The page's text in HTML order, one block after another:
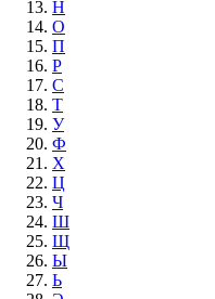
Н
О
П
Р
С
Т
У
Ф
Х
Ц
Ч
Ш
Щ
Ы
Ь